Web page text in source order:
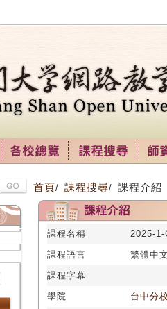
首頁/ 課程搜尋/ 課程介紹
課程名稱
2025-1-
課程語言
繁體中
課程字幕
學院
台中分